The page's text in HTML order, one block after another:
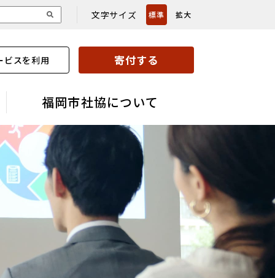
文字サイズ 標準 拡大
ビスを利用 寄付する
福岡市社協について